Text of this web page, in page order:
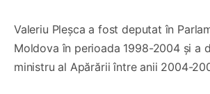
Valeriu Pleșca a fost deputat în
Moldova în perioada 1998-2004 și a
ministru al Apărării între anii 2004-